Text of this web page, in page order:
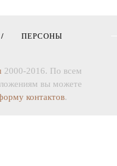
ПЕРСОНЫ
2000-2016. По всем
вы можете
контактов.